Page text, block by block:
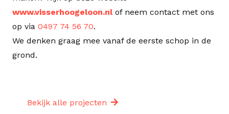
www.visserhoogeloon.nlof neem contact met ons
op via 0497 74 56 70.
We denken graag mee vanaf de eerste schop in de
grond.
Bekijk alle projecten